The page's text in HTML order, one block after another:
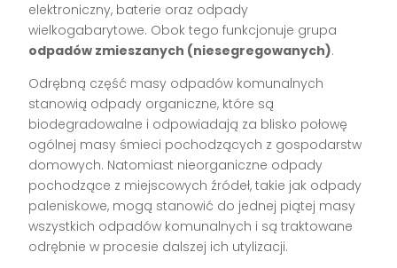
elektroniczny, baterie oraz odpady
wielkogabarytowe. Obok tego funkcjonuje grupa
odpadów zmieszanych (niesegregowanych).
Odrębną część masy odpadów komunalnych
stanowią odpady organiczne, które są
biodegradowalne i odpowiadają za blisko połowę
ogólnej masy śmieci pochodzących z gospodarstw
domowych. Natomiast nieorganiczne odpady
pochodzące z miejscowych źródeł, takie jak odpady
paleniskowe, mogą stanowić do jednej piątej masy
wszystkich odpadów komunalnych i są traktowane
odrębnie w procesie dalszej ich utylizacji.